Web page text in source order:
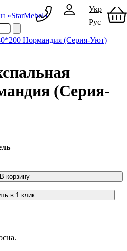
(Серия-
В корзину
в 1 клик
097 489-08-00
050 386-44-73
Укр
Рус